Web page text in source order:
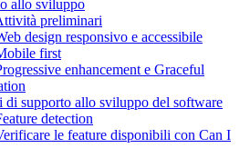
allo sviluppo
preliminari
design responsivo e accessibile
first
enhancement e Graceful
di supporto allo sviluppo del software
detection
le feature disponibili con Can I